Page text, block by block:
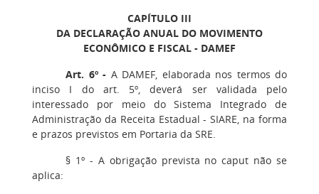
CAPÍTULO III
DA DECLARAÇÃO ANUAL DO MOVIMENTO
ECONÔMICO E FISCAL - DAMEF
Art. 6º - A DAMEF, elaborada nos termos do
inciso I do art. 5º, deverá ser validada pelo
interessado por meio do Sistema Integrado de
Administração da Receita Estadual - SIARE, na forma
e prazos previstos em Portaria da SRE.
§ 1º - A obrigação prevista no caput não se
aplica: